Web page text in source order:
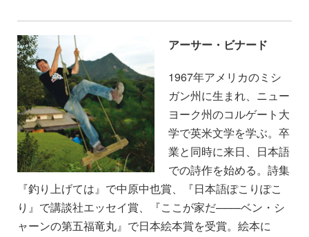
アーサー・ビナード
1967年アメリカのミシ
ガン州に生まれ、ニュー
ヨーク州のコルゲート大
学で英米文学を学ぶ。卒
業と同時に来日、日本語
での詩作を始める。詩集
『釣り上げては』で中原中也賞、『日本語ぽこりぽこ
り』で講談社エッセイ賞、『ここが家だ––––ベン・シ
ャーンの第五福竜丸』で日本絵本賞を受賞。絵本に